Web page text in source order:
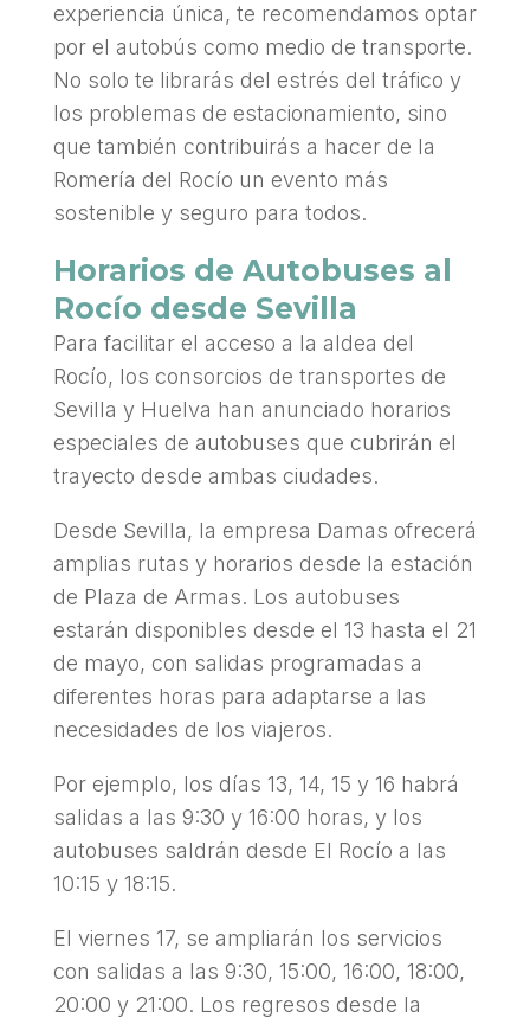
experiencia única, te recomendamos optar
por el autobús como medio de transporte.
No solo te librarás del estrés del tráfico y
los problemas de estacionamiento, sino
que también contribuirás a hacer de la
Romería del Rocío un evento más
sostenible y seguro para todos.
Horarios de Autobuses al
Rocío desde Sevilla
Para facilitar el acceso a la aldea del
Rocío, los consorcios de transportes de
Sevilla y Huelva han anunciado horarios
especiales de autobuses que cubrirán el
trayecto desde ambas ciudades.
Desde Sevilla, la empresa Damas ofrecerá
amplias rutas y horarios desde la estación
de Plaza de Armas. Los autobuses
estarán disponibles desde el 13 hasta el 21
de mayo, con salidas programadas a
diferentes horas para adaptarse a las
necesidades de los viajeros.
Por ejemplo, los días 13, 14, 15 y 16 habrá
salidas a las 9:30 y 16:00 horas, y los
autobuses saldrán desde El Rocío a las
10:15 y 18:15.
El viernes 17, se ampliarán los servicios
con salidas a las 9:30, 15:00, 16:00, 18:00,
20:00 y 21:00. Los regresos desde la